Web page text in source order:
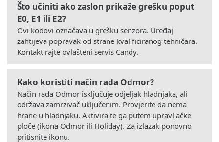
Što učiniti ako zaslon prikaže grešku poput
E0, E1 ili E2?
Ovi kodovi označavaju grešku senzora. Uređaj
zahtijeva popravak od strane kvalificiranog tehničara.
Kontaktirajte ovlašteni servis Candy.
Kako koristiti način rada Odmor?
Način rada Odmor isključuje odjeljak hladnjaka, ali
održava zamrzivač uključenim. Provjerite da nema
hrane u hladnjaku. Aktivirajte ga putem upravljačke
ploče (ikona Odmor ili Holiday). Za izlazak ponovno
pritisnite ikonu.